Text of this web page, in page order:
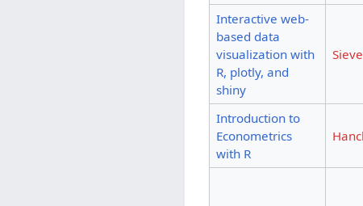
Interactive web-
based data
visualization with
R, plotly, and
shiny
Introduction to
Econometrics
with R